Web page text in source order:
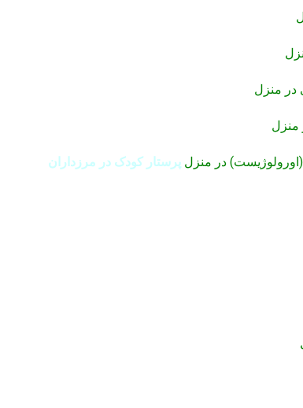
منزل
منزل
در منزل پرستار کودک در مرزداران